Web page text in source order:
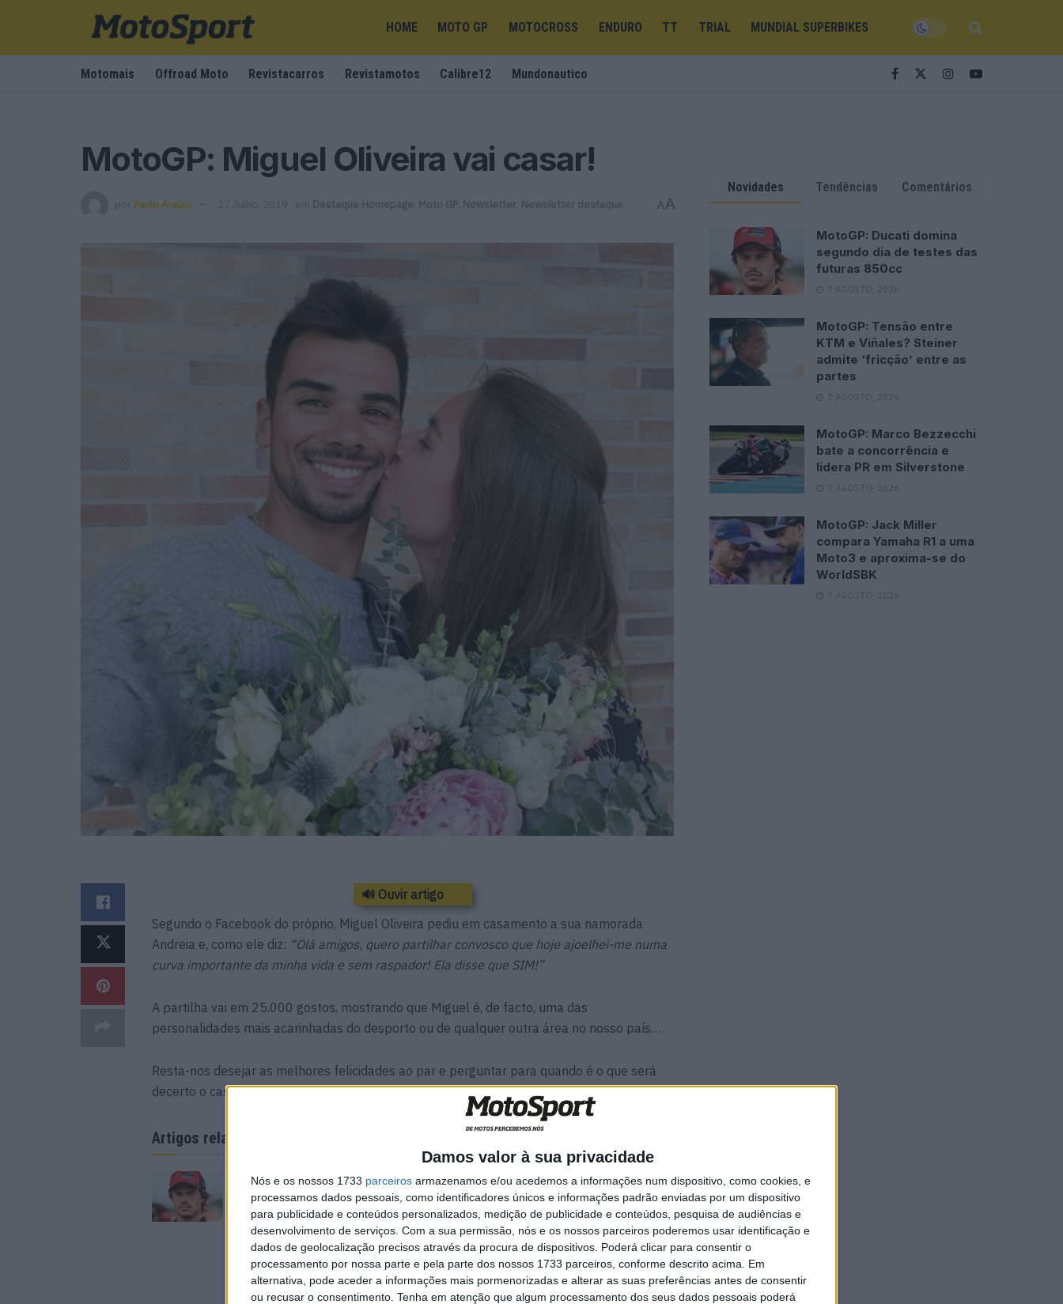
Damos valor à sua privacidade
Nós e os nossos 1733 parceiros armazenamos e/ou acedemos a informações num dispositivo, como cookies, e
processamos dados pessoais, como identificadores únicos e informações padrão enviadas por um dispositivo
para publicidade e conteúdos personalizados, medição de publicidade e conteúdos, pesquisa de audiências e
desenvolvimento de serviços. Com a sua permissão, nós e os nossos parceiros poderemos usar identificação e
dados de geolocalização precisos através da procura de dispositivos. Poderá clicar para consentir o
processamento por nossa parte e pela parte dos nossos 1733 parceiros, conforme descrito acima. Em
alternativa, pode aceder a informações mais pormenorizadas e alterar as suas preferências antes de consentir
ou recusar o consentimento. Tenha em atenção que algum processamento dos seus dados pessoais poderá
HOME MOTO GP MOTOCROSS ENDURO TT TRIAL MUNDIAL SUPERBIKES
Motomais Offroad Moto Revistacarros Revistamotos Calibre12 Mundonautico
MotoGP: Miguel Oliveira vai casar!
por Paulo Araújo 27 Julho, 2019 em Destaque Homepage Moto GP Newsletter Newsletter destaque AA
🔊 Ouvir artigo
Segundo o Facebook do próprio, Miguel Oliveira pediu em casamento a sua namorada
Andreia e, como ele diz: “Olá amigos, quero partilhar convosco que hoje ajoelhei-me numa
curva importante da minha vida e sem raspador! Ela disse que SIM!”
A partilha vai em 25.000 gostos, mostrando que Miguel é, de facto, uma das
personalidades mais acarinhadas do desporto ou de qualquer outra área no nosso país…
Resta-nos desejar as melhores felicidades ao par e perguntar para quando é o que será
decerto o casório do ano!
Artigos relacionados
MotoGP: Ducati domina
segundo dia de testes das
futuras 850cc
7 AGOSTO, 2026
MotoGP: Tensão entre KTM e
Viñales? Steiner admite
‘fricção’ entre as partes
7 AGOSTO, 2026
Novidades Tendências Comentários
MotoGP: Ducati domina
segundo dia de testes das
futuras 850cc
7 AGOSTO, 2026
MotoGP: Tensão entre
KTM e Viñales? Steiner
admite ‘fricção’ entre as
partes
7 AGOSTO, 2026
MotoGP: Marco Bezzecchi
bate a concorrência e
lidera PR em Silverstone
7 AGOSTO, 2026
MotoGP: Jack Miller
compara Yamaha R1 a uma
Moto3 e aproxima-se do
WorldSBK
7 AGOSTO, 2026